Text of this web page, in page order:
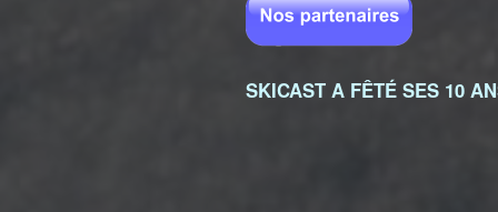
SKICAST A FÊTÉ SES 10